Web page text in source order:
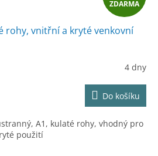
D
R
M
A
ZDARMA
rohy, vnitřní a kryté venkovní
4 dny
Do košíku
A1, kulaté rohy, vhodný pro
použití